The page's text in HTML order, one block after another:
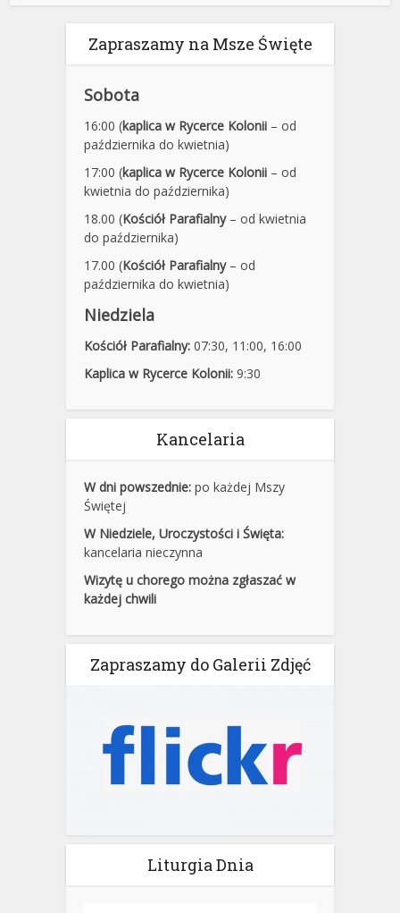
Zapraszamy na Msze Święte
Sobota
16:00 (kaplica w Rycerce Kolonii – od
października do kwietnia)
17:00 (kaplica w Rycerce Kolonii – od
kwietnia do października)
18.00 (Kościół Parafialny– od kwietnia
do października)
17.00 (Kościół Parafialny– od
października do kwietnia)
Niedziela
Kościół Parafialny: 07:30, 11:00, 16:00
Kaplica w Rycerce Kolonii: 9:30
Kancelaria
W dni powszednie: po każdej Mszy
Świętej
W Niedziele, Uroczystości i Święta:
kancelaria nieczynna
Wizytę u chorego można zgłaszać w
każdej chwili
Zapraszamy do Galerii Zdjęć
Liturgia Dnia